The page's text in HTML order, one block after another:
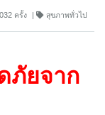
ครั้ง สุขภาพทั่วไป
ภัยจาก